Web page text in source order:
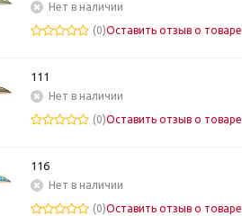
Нет в наличии
(0)Оставить отзыв о товаре
111
Нет в наличии
(0)Оставить отзыв о товаре
116
Нет в наличии
(0)Оставить отзыв о товаре